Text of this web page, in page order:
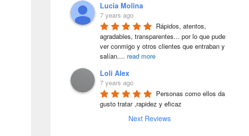
Lucia Molina
7 years ago
Rápidos, atentos,
agradables, transparentes... por lo que pude
ver conmigo y otros clientes que entraban y
salían.... read more
Loli Alex
7 years ago
Personas como ellos da
gusto tratar ,rapidez y eficaz
Next Reviews